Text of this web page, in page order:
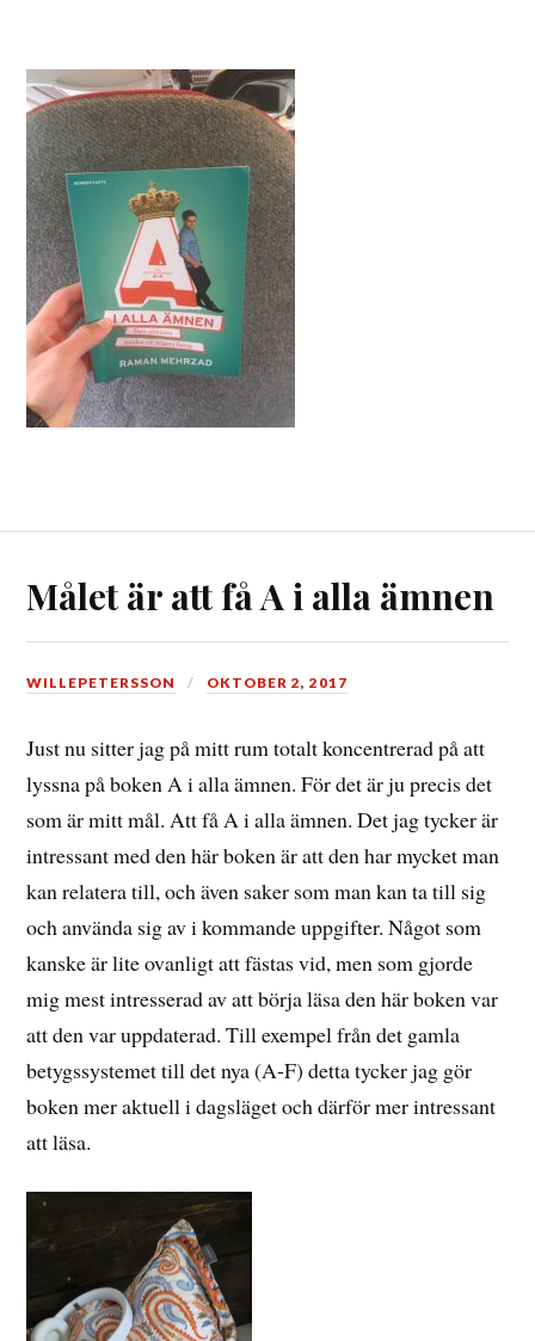
Målet är att få A i alla ämnen
WILLEPETERSSON OKTOBER 2, 2017
Just nu sitter jag på mitt rum totalt koncentrerad på att
lyssna på boken A i alla ämnen. För det är ju precis det
som är mitt mål. Att få A i alla ämnen. Det jag tycker är
intressant med den här boken är att den har mycket man
kan relatera till, och även saker som man kan ta till sig
och använda sig av i kommande uppgifter. Något som
kanske är lite ovanligt att fästas vid, men som gjorde
mig mest intresserad av att börja läsa den här boken var
att den var uppdaterad. Till exempel från det gamla
betygssystemet till det nya (A-F) detta tycker jag gör
boken mer aktuell i dagsläget och därför mer intressant
att läsa.